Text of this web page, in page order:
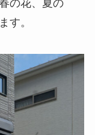
の花、夏の
す。